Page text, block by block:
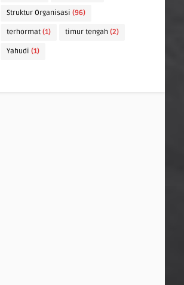
Struktur Organisasi (96)
terhormat (1) timur tengah (2)
Yahudi (1)